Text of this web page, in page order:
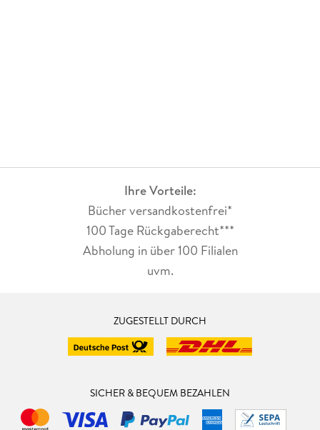
Ihre Vorteile:
Bücher versandkostenfrei*
100 Tage Rückgaberecht***
Abholung in über 100 Filialen
uvm.
ZUGESTELLT DURCH
SICHER & BEQUEM BEZAHLEN